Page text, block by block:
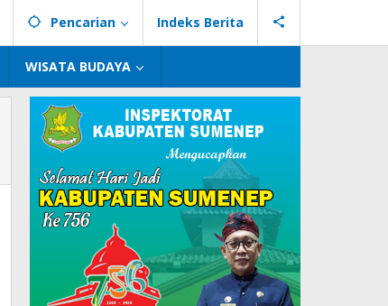
Pencarian Indeks Berita
WISATA BUDAYA